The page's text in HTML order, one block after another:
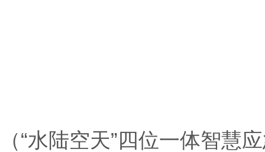
（“水陆空天”四位一体智慧